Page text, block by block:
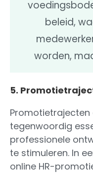
beleid,
worden,
5.
Promotietrajecten
tegenwoordig
professionele
te stimuleren. In
online HR-